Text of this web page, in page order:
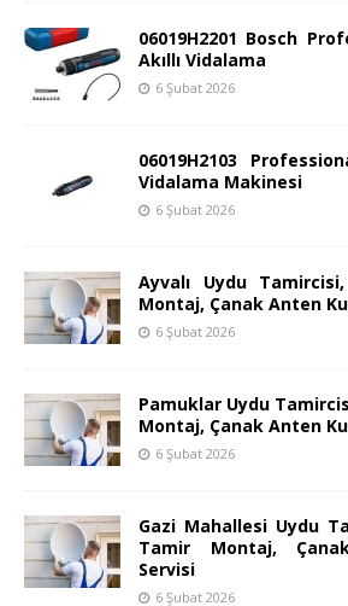
06019H2201 Bosch
Akıllı Vidalama
6 Şubat 2026
06019H2103
Vidalama Makinesi
6 Şubat 2026
Ayvalı Uydu
Montaj, Çanak Anten
6 Şubat 2026
Pamuklar Uydu
Montaj, Çanak Anten
6 Şubat 2026
Gazi Mahallesi Uydu
Tamir Montaj,
Servisi
6 Şubat 2026